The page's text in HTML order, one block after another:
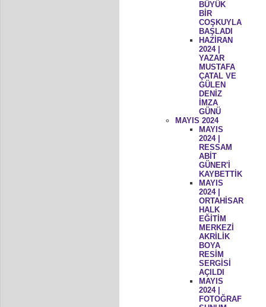
BÜYÜK
BİR
COŞKUYLA
BAŞLADI
HAZİRAN
2024 |
YAZAR
MUSTAFA
ÇATAL VE
GÜLEN
DENİZ
İMZA
GÜNÜ
MAYIS 2024
MAYIS
2024 |
RESSAM
ABİT
GÜNER'İ
KAYBETTİK
MAYIS
2024 |
ORTAHİSAR
HALK
EĞİTİM
MERKEZİ
AKRİLİK
BOYA
RESİM
SERGİSİ
AÇILDI
MAYIS
2024 |
FOTOĞRAF